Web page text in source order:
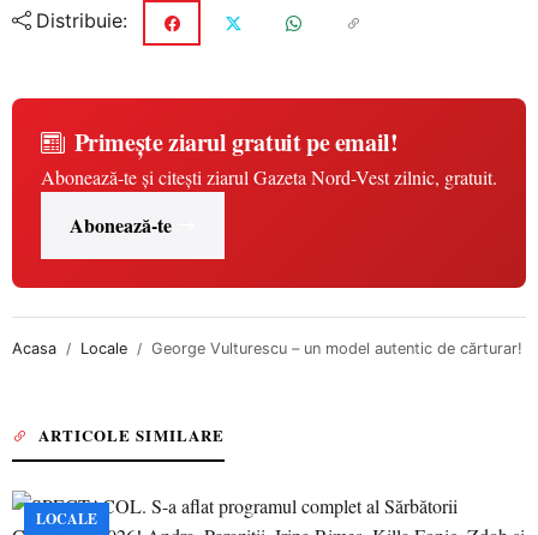
Distribuie:
Primește ziarul gratuit pe email!
Abonează-te și citești ziarul Gazeta Nord-Vest zilnic, gratuit.
Abonează-te
Acasa Locale George Vulturescu – un model autentic de cărturar!
ARTICOLE SIMILARE
LOCALE